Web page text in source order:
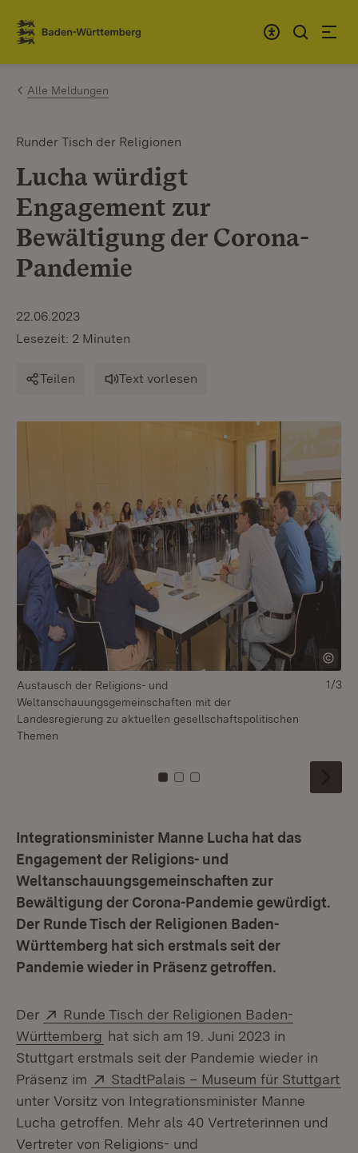
Zum Inhalt springen
Link zur Startseite
Alle Meldungen
Runder Tisch der Religionen
Lucha würdigt
Engagement zur
Bewältigung der Corona-
Pandemie
22.06.2023
Lesezeit: 2 Minuten
Teilen Text vorlesen
Austausch der Religions- und
Weltanschauungsgemeinschaften mit der
Landesregierung zu aktuellen gesellschaftspolitischen
Themen
Zu Kachel: 0
Zu Kachel: 1
Zu Kachel: 2
1/3
Integrationsminister Manne Lucha hat das
Engagement der Religions- und
Weltanschauungsgemeinschaften zur
Bewältigung der Corona-Pandemie gewürdigt.
Der Runde Tisch der Religionen Baden-
Württemberg hat sich erstmals seit der
Pandemie wieder in Präsenz getroffen.
Der Extern:
Runde Tisch der Religionen Baden-
Württemberg (Öffnet in neuem Fenster)
hat sich am 19. Juni 2023 in
Stuttgart erstmals seit der Pandemie wieder in
Präsenz im
Extern:
StadtPalais – Museum für Stuttgart
unter Vorsitz von Integrationsminister Manne
Lucha getroffen. Mehr als 40 Vertreterinnen und
Vertreter von Religions- und